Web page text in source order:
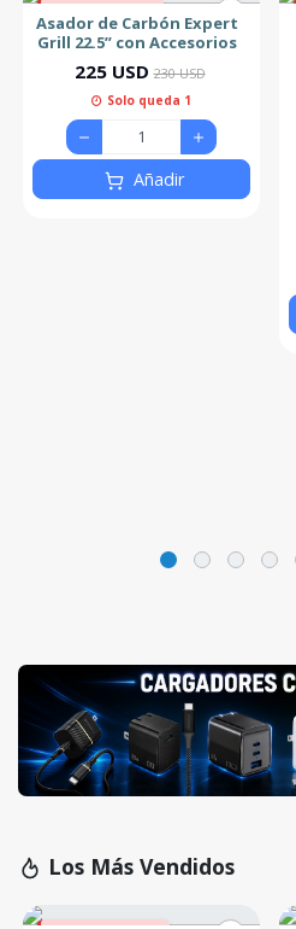
Asador de Carbón Expert
Grill 22.5” con Accesorios
225 USD 230 USD
Solo queda 1
Añadir
Los Más Vendidos